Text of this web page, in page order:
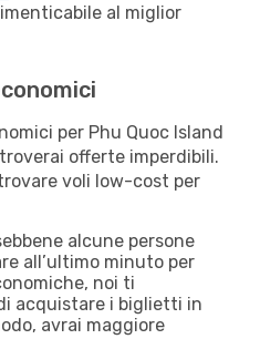
al miglior
per Phu Quoc Island
offerte imperdibili.
voli low-cost per
alcune persone
all’ultimo minuto per
noi ti
acquistare i biglietti in
avrai maggiore